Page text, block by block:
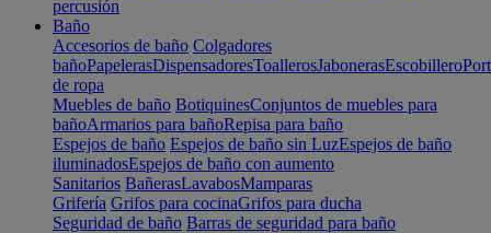
percusión
Baño
Accesorios de baño Colgadores
bañoPapelerasDispensadoresToallerosJabonerasEscobillero
de ropa
Muebles de baño BotiquinesConjuntos de muebles para
bañoArmarios para bañoRepisa para baño
Espejos de baño Espejos de baño sin LuzEspejos de baño
iluminadosEspejos de baño con aumento
Sanitarios BañerasLavabosMamparas
Grifería Grifos para cocinaGrifos para ducha
Seguridad de baño Barras de seguridad para baño